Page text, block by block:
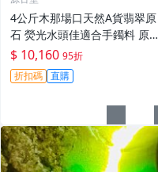
4公斤木那場口天然A貨翡翠原
石 熒光水頭佳適合手鐲料 原皮
未刷洗 支持檢測 翡翠 翡翠原
石 手鐲料
$ 10,160 95折
折扣碼 直購